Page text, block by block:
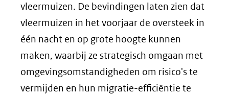
vleermuizen. De bevindingen laten zien dat
vleermuizen in het voorjaar de oversteek in
één nacht en op grote hoogte kunnen
maken, waarbij ze strategisch omgaan met
omgevingsomstandigheden om risico's te
vermijden en hun migratie-efficiëntie te